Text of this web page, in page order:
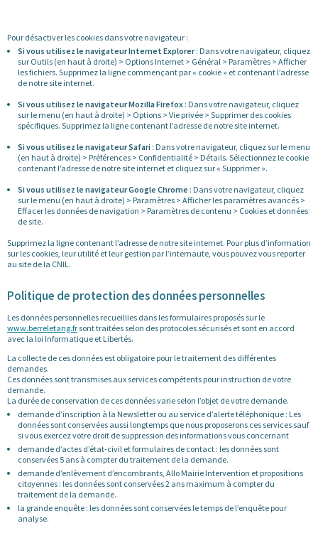
Pour désactiver les cookies dans votre navigateur :
Si vous utilisez le navigateur Internet Explorer: Dans votre navigateur, cliquez
sur Outils (en haut à droite) > Options Internet > Général > Paramètres > Afficher
les fichiers. Supprimez la ligne commençant par « cookie » et contenant l’adresse
de notre site internet.
Si vous utilisez le navigateur Mozilla Firefox : Dans votre navigateur, cliquez
sur le menu (en haut à droite) > Options > Vie privée > Supprimer des cookies
spécifiques. Supprimez la ligne contenant l’adresse de notre site internet.
Si vous utilisez le navigateur Safari : Dans votre navigateur, cliquez sur le menu
(en haut à droite) > Préférences > Confidentialité > Détails. Sélectionnez le cookie
contenant l’adresse de notre site internet et cliquez sur « Supprimer ».
Si vous utilisez le navigateur Google Chrome : Dans votre navigateur, cliquez
sur le menu (en haut à droite) > Paramètres > Afficher les paramètres avancés >
Effacer les données de navigation > Paramètres de contenu > Cookies et données
de site.
Supprimez la ligne contenant l’adresse de notre site internet. Pour plus d’information
sur les cookies, leur utilité et leur gestion par l’internaute, vous pouvez vous reporter
au site de la CNIL.
Politique de protection des données personnelles
Les données personnelles recueillies dans les formulaires proposés sur le
www.berreletang.fr sont traitées selon des protocoles sécurisés et sont en accord
avec la loi Informatique et Libertés.
La collecte de ces données est obligatoire pour le traitement des différentes
demandes.
Ces données sont transmises aux services compétents pour instruction de votre
demande.
La durée de conservation de ces données varie selon l’objet de votre demande.
demande d’inscription à la Newsletter ou au service d’alerte téléphonique : Les
données sont conservées aussi longtemps que nous proposerons ces services sauf
si vous exercez votre droit de suppression des informations vous concernant
demande d’actes d’état-civil et formulaires de contact : les données sont
conservées 5 ans à compter du traitement de la demande.
demande d’enlèvement d’encombrants, Allo Mairie Intervention et propositions
citoyennes : les données sont conservées 2 ans maximum à compter du
traitement de la demande.
la grande enquête : les données sont conservées le temps de l’enquête pour
analyse.